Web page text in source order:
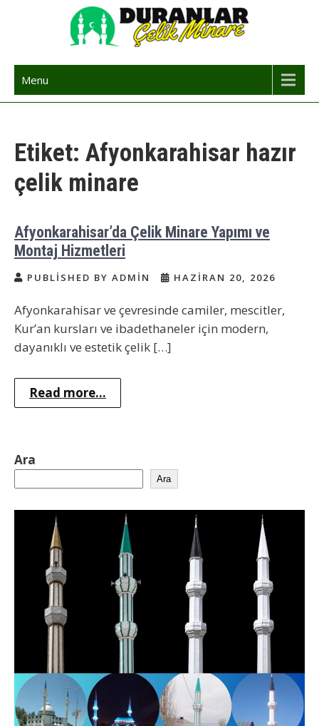
Çelik Minare | Çelik Minare Yapımı
Menu
Etiket: Afyonkarahisar hazır
çelik minare
Afyonkarahisar’da Çelik Minare Yapımı ve
Montaj Hizmetleri
PUBLISHED BY ADMIN HAZIRAN 20, 2026
Afyonkarahisar ve çevresinde camiler, mescitler,
Kur’an kursları ve ibadethaneler için modern,
dayanıklı ve estetik çelik […]
Read more...
Ara
Ara